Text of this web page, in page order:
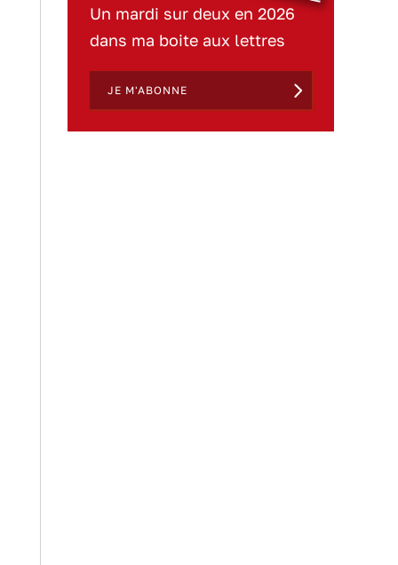
Un mardi sur deux en 2026
dans ma boite aux lettres
JE M'ABONNE